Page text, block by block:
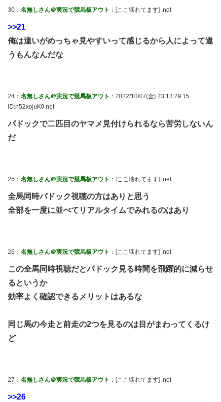
30： 名無しさん＠実況で競馬板アウト ：[ここ壊れてます] .net
>>21
俺は違いがめっちゃ見やすいって感じるから人によって違
うもんなんだな
24： 名無しさん＠実況で競馬板アウト ：2022/10/07(金) 23:13:29.15
ID:n52xojuK0.net
パドックで二匹目のヤマメ見付けられるなら苦労しないん
だ
25： 名無しさん＠実況で競馬板アウト ：[ここ壊れてます] .net
全馬同時パドック視聴の方はありと思う
全部を一度に並べてリアルタイムでみれるのはあり
26： 名無しさん＠実況で競馬板アウト ：[ここ壊れてます] .net
この全馬同時視聴だとパドック見る時間を飛躍的に減らせ
るというか
効率よく確認できるメリットはあるな
同じ馬の今走と前走の2つを見るのは目がまわってくるけ
ど
27： 名無しさん＠実況で競馬板アウト ：[ここ壊れてます] .net
>>26